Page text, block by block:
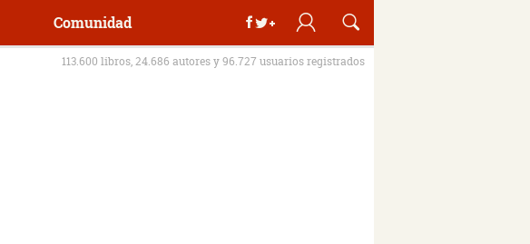
Comunidad
113.600 libros, 24.686 autores y 96.727 usuarios registrados